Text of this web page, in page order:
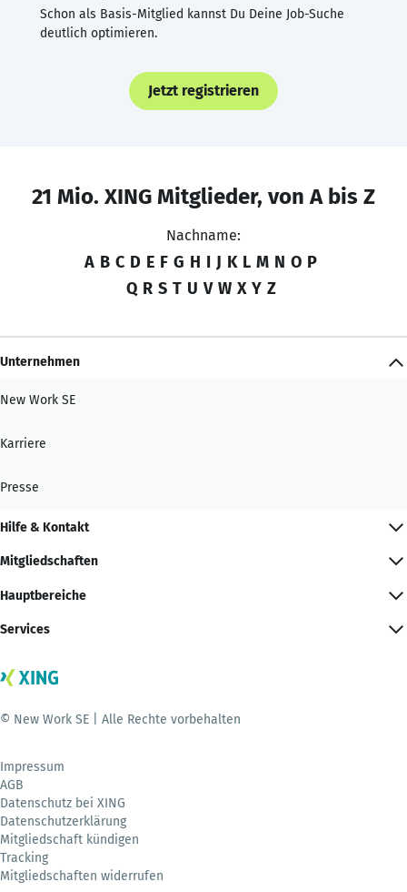
Schon als Basis-Mitglied kannst Du Deine Job-Suche
deutlich optimieren.
Jetzt registrieren
21 Mio. XING Mitglieder, von A bis Z
Nachname:
A B C D E F G H I J K L M N O P
Q R S T U V W X Y Z
Unternehmen
New Work SE
Karriere
Presse
Hilfe & Kontakt
Mitgliedschaften
Hauptbereiche
Services
© New Work SE | Alle Rechte vorbehalten
Impressum
AGB
Datenschutz bei XING
Datenschutzerklärung
Mitgliedschaft kündigen
Tracking
Mitgliedschaften widerrufen